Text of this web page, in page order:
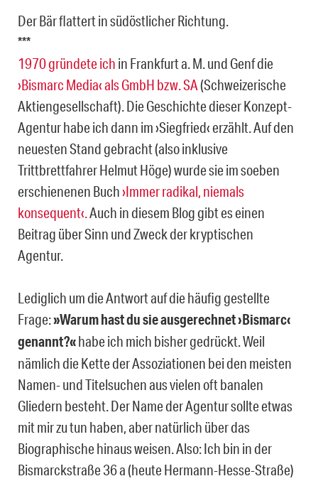
Der Bär flattert in südöstlicher Richtung.
***
1970 gründete ich in Frankfurt a. M. und Genf die
›Bismarc Media‹ als GmbH bzw. SA(Schweizerische
Aktiengesellschaft). Die Geschichte dieser Konzept-
Agentur habe ich dann im ›Siegfried‹ erzählt. Auf den
neuesten Stand gebracht (also inklusive
Trittbrettfahrer Helmut Höge) wurde sie im soeben
erschienenen Buch›Immer radikal, niemals
konsequent‹.Auch in diesem Blog gibt es einen
Beitrag über Sinn und Zweck der kryptischen
Agentur.
Lediglich um die Antwort auf die häufig gestellte
Frage:»Warum hast du sie ausgerechnet ›Bismarc‹
genannt?«habe ich mich bisher gedrückt. Weil
nämlich die Kette der Assoziationen bei den meisten
Namen- und Titelsuchen aus vielen oft banalen
Gliedern besteht. Der Name der Agentur sollte etwas
mit mir zu tun haben, aber natürlich über das
Biographische hinaus weisen. Also: Ich bin in der
Bismarckstraße 36 a (heute Hermann-Hesse-Straße)